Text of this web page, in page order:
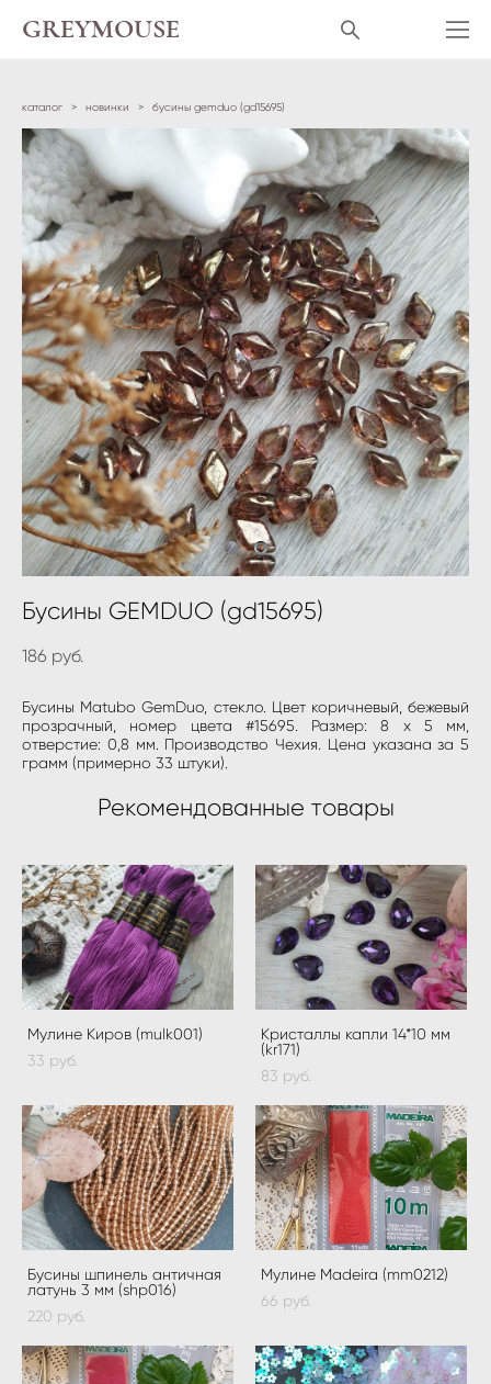
GREYMOUSE
каталог > новинки > бусины gemduo (gd15695)
Бусины GEMDUO (gd15695)
186 pуб.
Бусины Matubo GemDuo, стекло. Цвет коричневый, бежевый
прозрачный, номер цвета #15695. Размер: 8 х 5 мм,
отверстие: 0,8 мм. Производство Чехия. Цена указана за 5
грамм (примерно 33 штуки).
Рекомендованные товары
Мулине Киров (mulk001)
33 pуб.
Кристаллы капли 14*10 мм
(kr171)
83 pуб.
Бусины шпинель античная
латунь 3 мм (shp016)
220 pуб.
Мулине Madeira (mm0212)
66 pуб.